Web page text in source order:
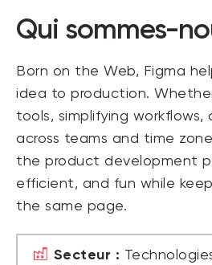
Qui sommes-
Born on the Web, Figma
idea to production.
tools, simplifying workflows,
across teams and time
the product development
efficient, and fun while
the same page.
Secteur :